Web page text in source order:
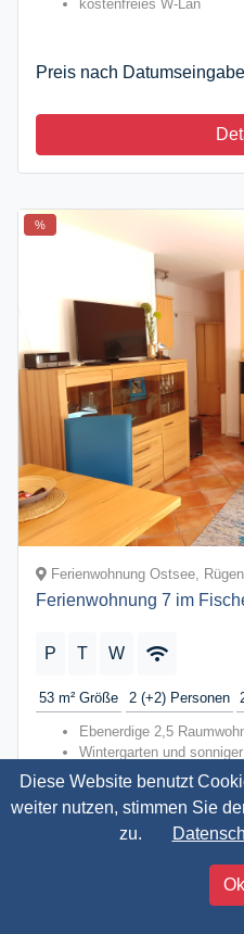
Diese Website benutzt
weiter nutzen, stimmen Sie
zu.
kostenfreies W-Lan
Preis nach Datumseingabe
%
Ferienwohnung Ostsee,
Ferienwohnung 7 im
P T W
53 m² Größe 2 (+2) Personen
Ebenerdige 2,5
Wintergarten und
Schlafzimmer mit
Gut ausgestattete
Für Ihr Auto ist ein